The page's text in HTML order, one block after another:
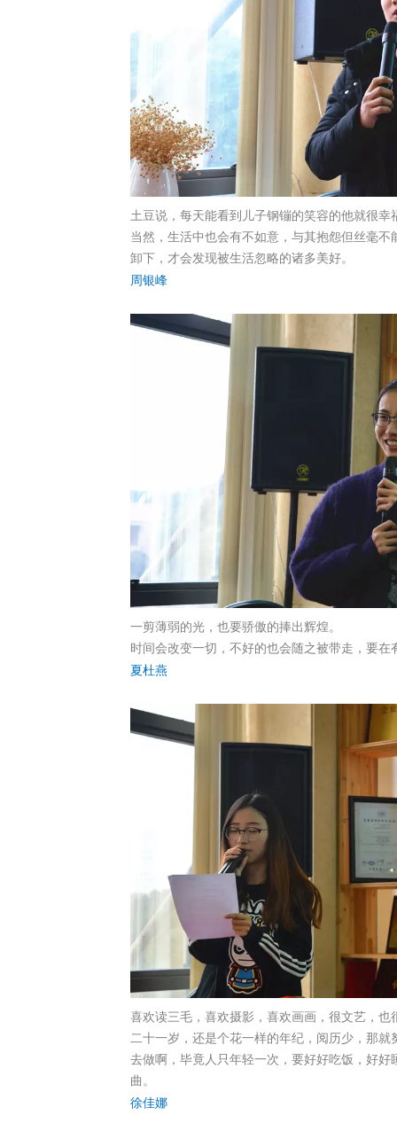
土豆说，每天能看到儿子钢镚的笑容的他就很幸
当然，生活中也会有不如意，与其抱怨但丝毫
卸下，才会发现被生活忽略的诸多美好。
周银峰
一剪薄弱的光，也要骄傲的捧出辉煌。
时间会改变一切，不好的也会随之被带走，要
夏杜燕
喜欢读三毛，喜欢摄影，喜欢画画，很文艺，也
二十一岁，还是个花一样的年纪，阅历少，那
去做啊，毕竟人只年轻一次，要好好吃饭，好
曲。
徐佳娜